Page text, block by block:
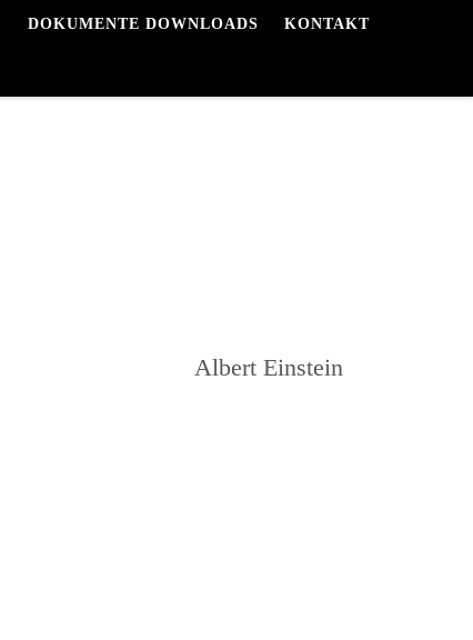
DOKUMENTE DOWNLOADS KONTAKT
Albert Einstein